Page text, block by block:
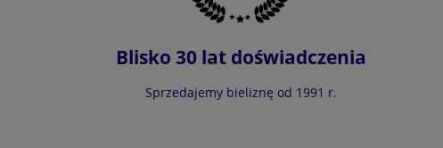
Blisko 30 lat doświadczenia
Sprzedajemy bieliznę od 1991 r.